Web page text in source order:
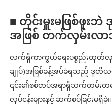
■ တိုင်းမှူးမဖြစ်ဖူး
အဖြစ် တက်လှမ်းလာ
လက်ရှိကာကွယ်ရေးပစ္စည်းထုတ်လု
ချုပ်)အဖြစ်ခန့်အပ်ခံရသည့် ဒုတိယ
၎င်း၏စစ်တပ်အရာရှိသက်တမ်း
လုပ်ငန်းများနှင့် ဆက်စပ်ခြင်းမရှိခဲ့။